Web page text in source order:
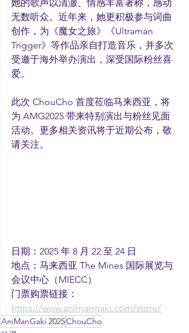
她的歌声以清澈、情感丰富著称，感动
无数听众。近年来，她更积极参与词曲
创作，为《魔女之旅》《Ultraman
Trigger》等作品亲自打造音乐，并多次
受邀于海外举办演出，深受国际粉丝喜
爱。
此次 ChouCho 首度莅临马来西亚，将
为 AMG2025 带来特别演出与粉丝见面
活动。更多相关资讯将于近期公布，敬
请关注。
日期：2025 年 8 月 22 至 24 日
地点：马来西亚 The Mines 国际展览与
会议中心（MIECC）
门票购票链接：
https://www.animangaki.com/store/
AniManGaki 2025ChouCho